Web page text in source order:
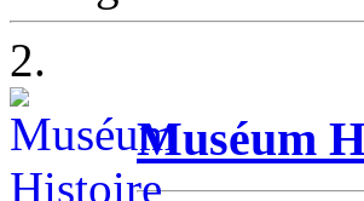
2.
Muséum